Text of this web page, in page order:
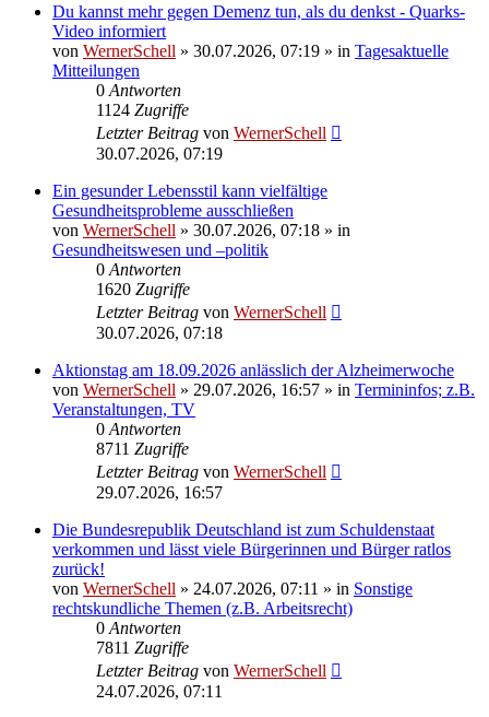
Du kannst mehr gegen Demenz tun, als du denkst - Quarks-
Video informiert
von WernerSchell » 30.07.2026, 07:19 » in Tagesaktuelle
Mitteilungen
0 Antworten
1124 Zugriffe
Letzter Beitrag von WernerSchell
30.07.2026, 07:19
Ein gesunder Lebensstil kann vielfältige
Gesundheitsprobleme ausschließen
von WernerSchell » 30.07.2026, 07:18 » in
Gesundheitswesen und –politik
0 Antworten
1620 Zugriffe
Letzter Beitrag von WernerSchell
30.07.2026, 07:18
Aktionstag am 18.09.2026 anlässlich der Alzheimerwoche
von WernerSchell » 29.07.2026, 16:57 » in Termininfos; z.B.
Veranstaltungen, TV
0 Antworten
8711 Zugriffe
Letzter Beitrag von WernerSchell
29.07.2026, 16:57
Die Bundesrepublik Deutschland ist zum Schuldenstaat
verkommen und lässt viele Bürgerinnen und Bürger ratlos
zurück!
von WernerSchell » 24.07.2026, 07:11 » in Sonstige
rechtskundliche Themen (z.B. Arbeitsrecht)
0 Antworten
7811 Zugriffe
Letzter Beitrag von WernerSchell
24.07.2026, 07:11